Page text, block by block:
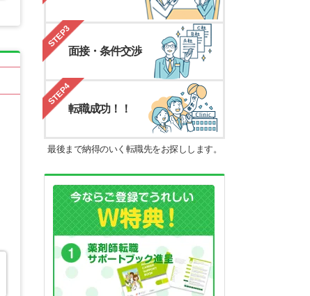
STEP3
面接・条件交渉
STEP4
転職成功！！
最後まで納得のいく転職先をお探しします。